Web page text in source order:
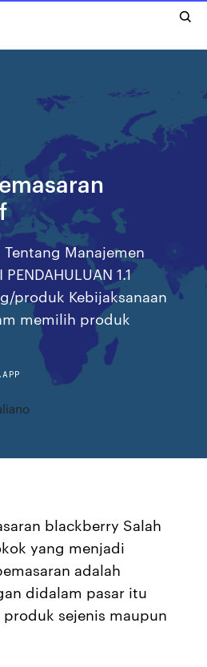
Manajemen
1.1
produk Kebijaksanaan
memilih produk
blackberry Salah
yang menjadi
adalah
didalam pasar itu
sejenis maupun